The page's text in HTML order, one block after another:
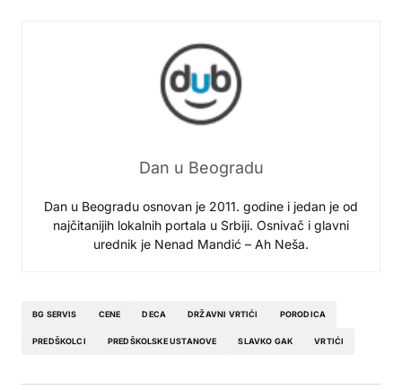
Dan u Beogradu
Dan u Beogradu osnovan je 2011. godine i jedan je od
najčitanijih lokalnih portala u Srbiji. Osnivač i glavni
urednik je Nenad Mandić – Ah Neša.
BG SERVIS CENE DECA DRŽAVNI VRTIĆI PORODICA
PREDŠKOLCI PREDŠKOLSKE USTANOVE SLAVKO GAK VRTIĆI